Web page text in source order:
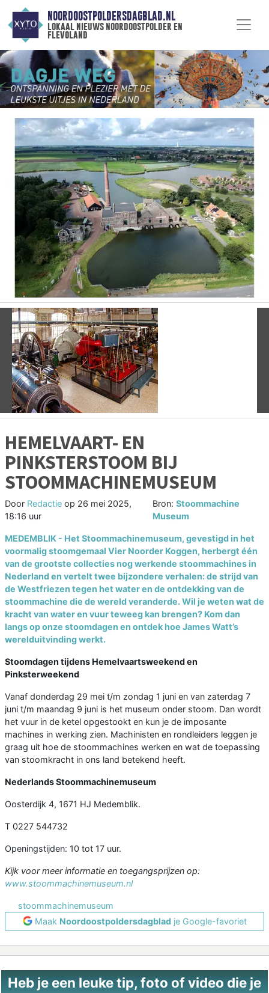
NOORDOOSTPOLDERSDAGBLAD.NL
lokaal nieuws noordoostpolder en
flevoland
Vorige
HEMELVAART- EN
PINKSTERSTOOM BIJ
STOOMMACHINEMUSEUM
Door Redactie op 26 mei 2025,
18:16 uur
Bron: Stoommachine
Museum
MEDEMBLIK - Het Stoommachinemuseum, gevestigd in het
voormalig stoomgemaal Vier Noorder Koggen, herbergt één
van de grootste collecties nog werkende stoommachines in
Nederland en vertelt twee bijzondere verhalen: de strijd van
de Westfriezen tegen het water en de ontdekking van de
stoommachine die de wereld veranderde. Wil je weten wat de
kracht van water en vuur teweeg kan brengen? Kom dan
langs op onze stoomdagen en ontdek hoe James Watt’s
werelduitvinding werkt.
Stoomdagen tijdens Hemelvaartsweekend en
Pinksterweekend
Vanaf donderdag 29 mei t/m zondag 1 juni en van zaterdag 7
juni t/m maandag 9 juni is het museum onder stoom. Dan wordt
het vuur in de ketel opgestookt en kun je de imposante
machines in werking zien. Machinisten en rondleiders leggen je
graag uit hoe de stoommachines werken en wat de toepassing
van stoomkracht in ons land betekend heeft.
Nederlands Stoommachinemuseum
Oosterdijk 4, 1671 HJ Medemblik.
T 0227 544732
Openingstijden: 10 tot 17 uur.
Kijk voor meer informatie en toegangsprijzen op:
www.stoommachinemuseum.nl
stoommachinemuseum
Maak Noordoostpoldersdagbladje Google-favoriet
Heb je een leuke tip, foto of video die je